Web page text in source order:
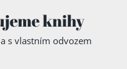
knihy
s vlastním odvozem